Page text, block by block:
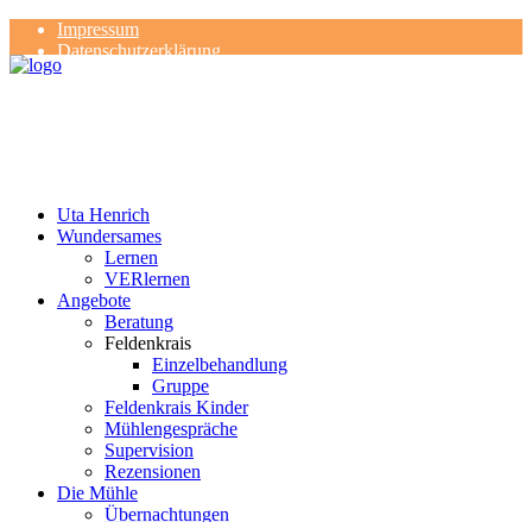
Impressum
Datenschutzerklärung
Kontakt
Uta Henrich
Wundersames
Lernen
VERlernen
Angebote
Beratung
Feldenkrais
Einzelbehandlung
Gruppe
Feldenkrais Kinder
Mühlengespräche
Supervision
Rezensionen
Die Mühle
Übernachtungen